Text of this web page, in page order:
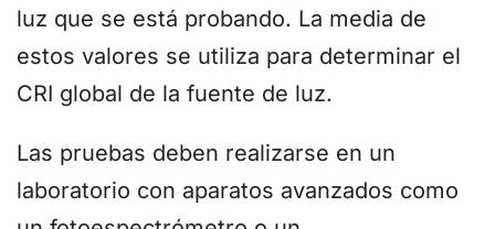
luz que se está probando. La media de
estos valores se utiliza para determinar el
CRI global de la fuente de luz.
Las pruebas deben realizarse en un
laboratorio con aparatos avanzados como